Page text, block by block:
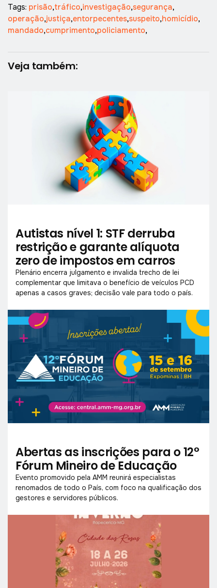
Tags: prisão,tráfico,investigação,segurança,
operação,justiça,entorpecentes,suspeito,homicídio,
mandado,cumprimento,policiamento,
Veja também:
Autistas nível 1: STF derruba
restrição e garante alíquota
zero de impostos em carros
Plenário encerra julgamento e invalida trecho de lei
complementar que limitava o benefício de veículos PCD
apenas a casos graves; decisão vale para todo o país.
Abertas as inscrições para o 12°
Fórum Mineiro de Educação
Evento promovido pela AMM reunirá especialistas
renomados de todo o País, com foco na qualificação dos
gestores e servidores públicos.